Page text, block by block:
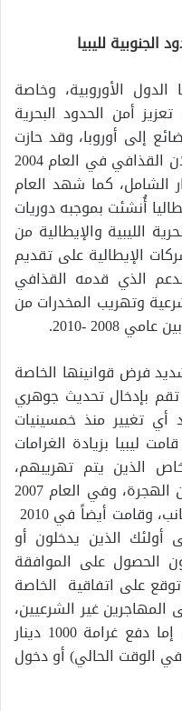
الجنوبية لليبيا
الأوروبية، وخاصة
أمن الحدود البحرية
إلى أوروبا، وقد حازت
هذه الجهود زخماً سياسياً بعد إعلان القذافي في العام 2004
الشامل، كما شهد العام
أُنشئت بموجبه دوريات
الليبية والإيطالية من
الإيطالية على تقديم
الذي قدمه القذافي
وتهريب المخدرات من
-2010.
فرض قوانينها الخاصة
تقم بإدخال تحديث جوهري
تغيير منذ خمسينيات
الماضي. ففي العام 2004، قامت ليبيا بزيادة الغرامات
الذين يتم تهريبهم،
وعلى جميع الذين ينتهكون قوانين الهجرة، وفي العام 2007
أولئك الذين يدخلون أو
الحصول على الموافقة
توقع على اتفاقية الخاصة
غير الشرعيين،
سواء تم الإتجار بهم عمداً أم لا، إما دفع غرامة 1000 دينار
قرابة 200 دولار في الوقت الحالي) أو دخول